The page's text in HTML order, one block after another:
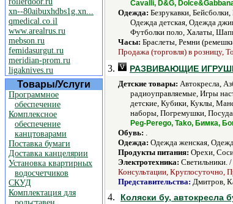
xn--80aibuxhdbs1g.xn...
qmedical.co.il
www.arealrus.ru
mebson.ru
femidasurgut.ru
meridian-prom.ru
ligaknives.ru
Товары/Услуги
Программное
обеспечение
Комплексное
обеспечение
канцтоварами
Поставка бумаги
Доставка канцелярии
Установка квартирных
водосчетчиков
СКУД
Комплектация для
Cavalli, D&G,
Одежда: Безрукавки,
Одежда детская, Одежда
Футболки поло, Халаты,
Часы: Браслеты, Ремни
Продажа (торговля) в розницу,
3. РАЗВИВАЮЩИЕ
Детские товары: Автокресла,
радиоуправляемые, Игры
детские, Кубики, Куклы,
наборы, Погремушки,
Peg-Perego, Tako, Бимка,
Обувь: .
Одежда: Одежда женская,
Продукты питания: Орехи,
Электротехника: Светильники. /
Консультации, Круглосуточно,
Представительства: Дмитров,
4. Коляски бу, автокресла